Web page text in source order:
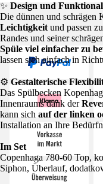
✨ Design und
Die dünnen und schrägen
Leichtigkeit und passen
Randes und seiner
Spüle viel einfacher zu
lassen sich einfach in
⚙️ Gestalterische
Das Spülbecken
Innenraums dank der
kann sich auf der linken
Installation an Ihre
Im Set
Copenhaga 780-60 Top,
Siphon, Überlauf,